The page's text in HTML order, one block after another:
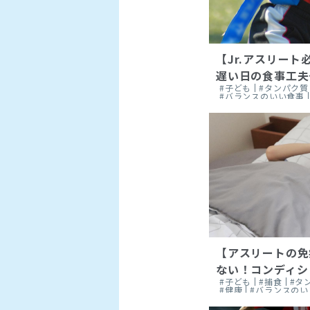
【Jr.アスリー
遅い日の食事工
#子ども #タンパク質
#バランスのいい食事
【アスリートの
ない！コンディ
#子ども #捕食 #タ
#健康 #バランスの